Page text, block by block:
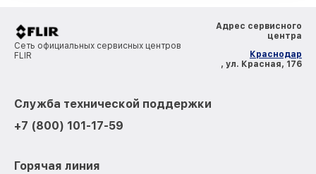
Сеть официальных сервисных центров
FLIR
Адрес сервисного
центра
Краснодар
, ул. Красная, 176
Служба технической поддержки
+7 (800) 101-17-59
Горячая линия